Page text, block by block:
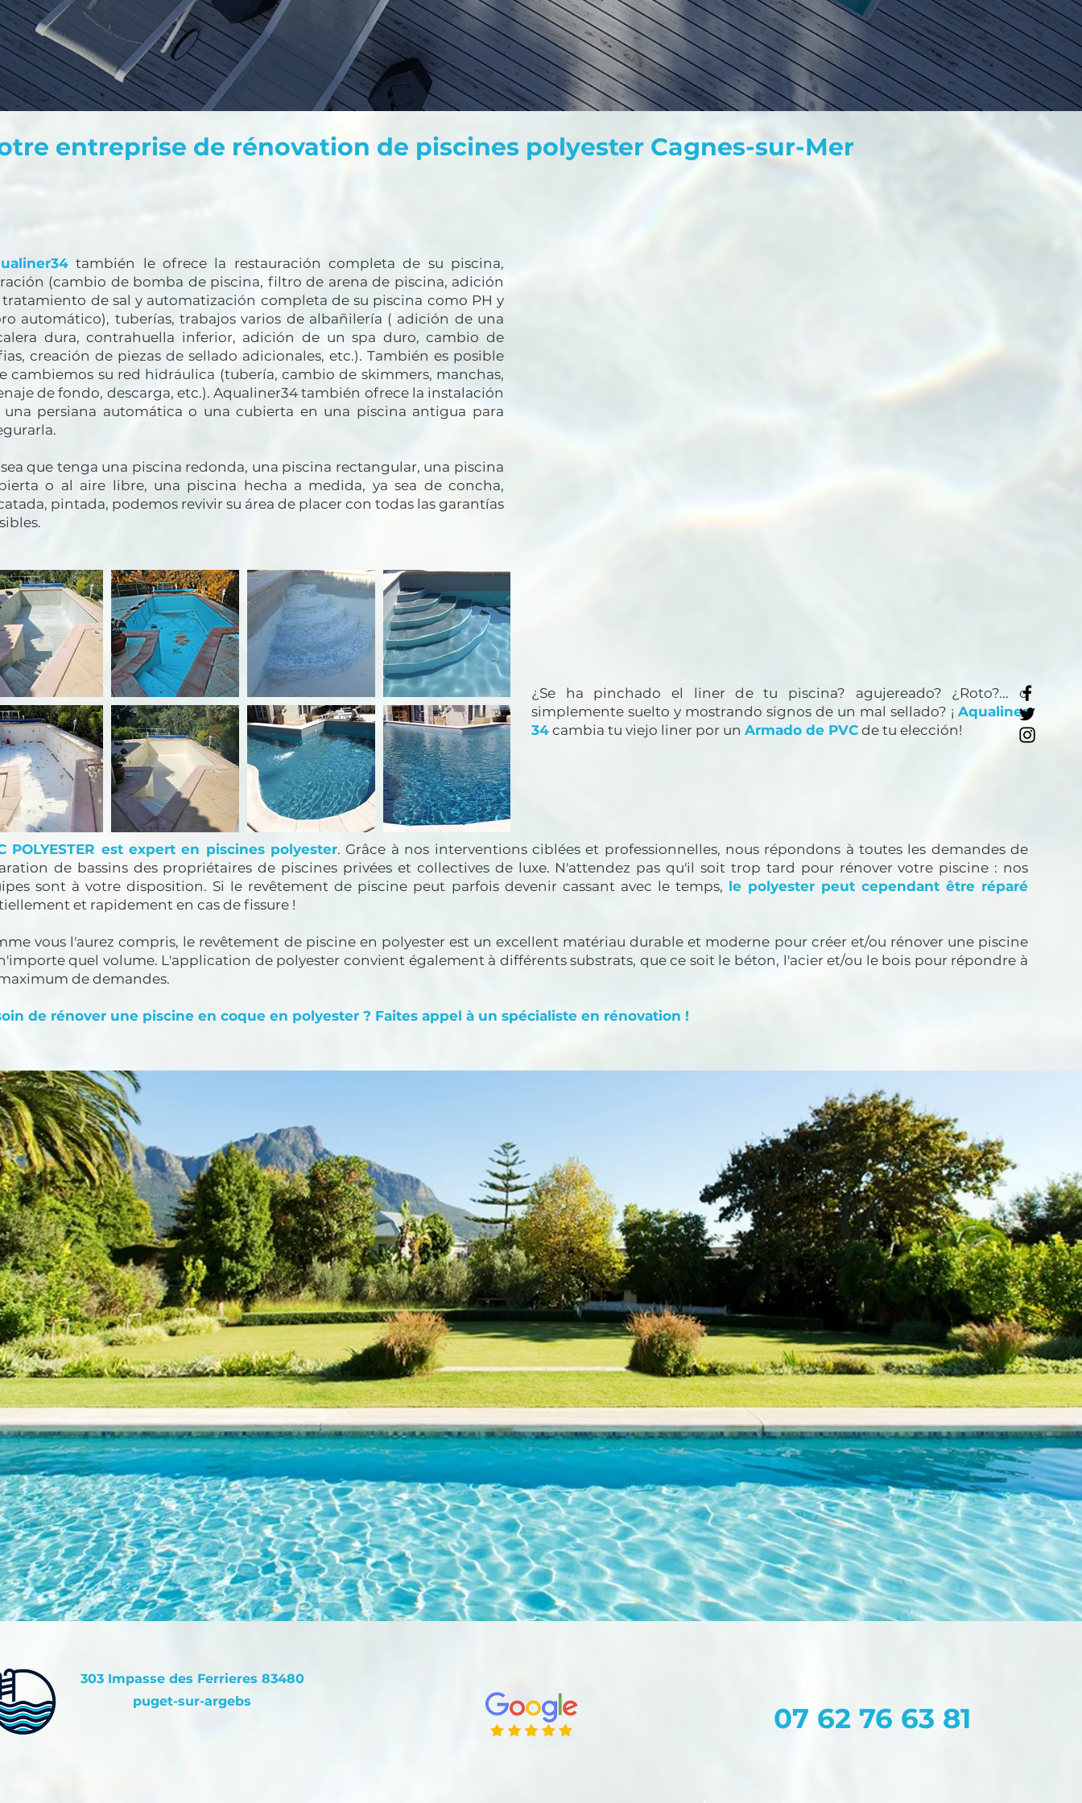
entreprise de rénovation de piscines polyester Cagnes-sur-Mer
también le ofrece la restauración completa de su piscina,
(cambio de bomba de piscina, filtro de arena de piscina, adición
de sal y automatización completa de su piscina como PH y
automático), tuberías, trabajos varios de albañilería ( adición de una
dura, contrahuella inferior, adición de un spa duro, cambio de
creación de piezas de sellado adicionales, etc.). También es posible
cambiemos su red hidráulica (tubería, cambio de skimmers, manchas,
de fondo, descarga, etc.). Aqualiner34 también ofrece la instalación
una persiana automática o una cubierta en una piscina antigua para
sea que tenga una piscina redonda, una piscina rectangular, una piscina
o al aire libre, una piscina hecha a medida, ya sea de concha,
pintada, podemos revivir su área de placer con todas las garantías
¿Se ha pinchado el liner de tu piscina? agujereado? ¿Roto?... o
simplemente suelto y mostrando signos de un mal sellado? ¡ Aqualiner
34 cambia tu viejo liner por un Armado de PVC de tu elección!
POLYESTER est expert en piscines polyester. Grâce à nos interventions ciblées et professionnelles, nous répondons à toutes les demandes de
de bassins des propriétaires de piscines privées et collectives de luxe. N'attendez pas qu'il soit trop tard pour rénover votre piscine : nos
sont à votre disposition. Si le revêtement de piscine peut parfois devenir cassant avec le temps, le polyester peut cependant être réparé
et rapidement en cas de fissure !
vous l'aurez compris, le revêtement de piscine en polyester est un excellent matériau durable et moderne pour créer et/ou rénover une piscine
quel volume. L'application de polyester convient également à différents substrats, que ce soit le béton, l'acier et/ou le bois pour répondre à
de demandes.
de rénover une piscine en coque en polyester ? Faites appel à un spécialiste en rénovation !
​303 Impasse des Ferrieres 83480
puget-sur-argebs
07 62 76 63 81